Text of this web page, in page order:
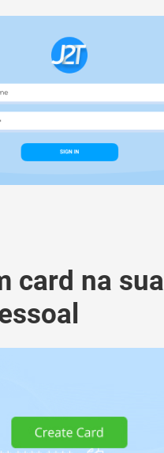
сard na sua